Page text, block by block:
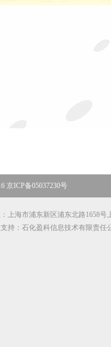
京ICP备05037230号
上海市浦东新区浦东北路1658
持：石化盈科信息技术有限责任